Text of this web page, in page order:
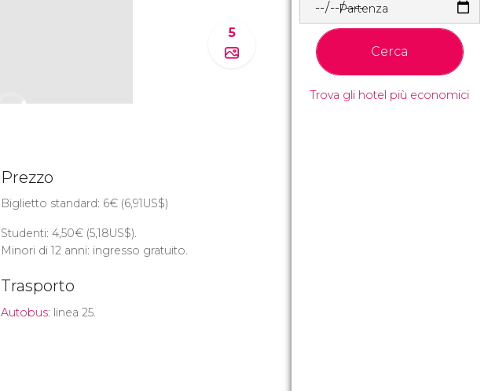
5
Prezzo
Biglietto standard: 6€(6,91 US$)
Studenti: 4,50€(5,18US$).
Minori di 12 anni: ingresso gratuito.
Trasporto
Autobus: linea 25.
Partenza
Cerca
Trova gli hotel più economici